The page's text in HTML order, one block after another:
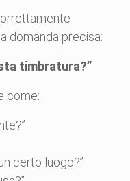
domanda precisa:
timbratura?”
come:
certo luogo?”